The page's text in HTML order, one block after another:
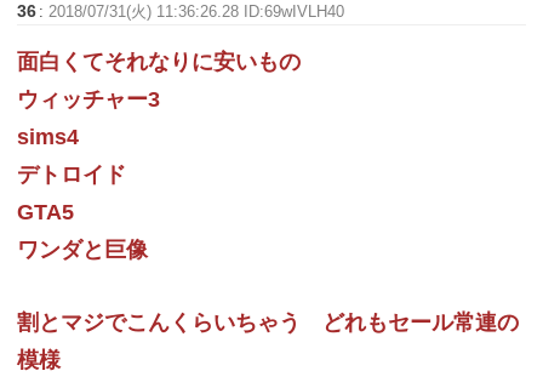
36 :2018/07/31(火) 11:36:26.28 ID:69wIVLH40
面白くてそれなりに安いもの
ウィッチャー3
sims4
デトロイド
GTA5
ワンダと巨像
割とマジでこんくらいちゃう どれもセール常連の
模様